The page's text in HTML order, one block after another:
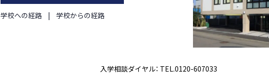
学校への経路 学校からの経路
入学相談ダイヤル： TEL.0120-607033